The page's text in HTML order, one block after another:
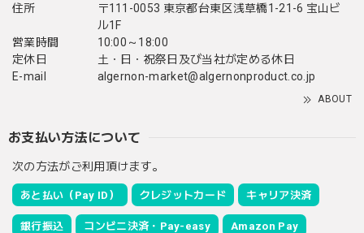
住所
〒111-0053 東京都台東区浅草橋1-21-6 宝山ビ
ル1F
営業時間
10:00～18:00
定休日
土・日・祝祭日及び当社が定める休日
E-mail
algernon-market@algernonproduct.co.jp
ABOUT
お支払い方法について
次の方法がご利用頂けます。
あと払い（Pay ID） クレジットカード キャリア決済
銀行振込 コンビニ決済・Pay-easy Amazon Pay